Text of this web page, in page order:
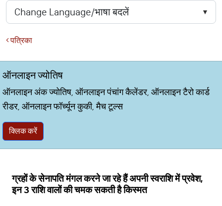
पत्रिका
ऑनलाइन ज्योतिष
ऑनलाइन अंक ज्योतिष, ऑनलाइन पंचांग कैलेंडर, ऑनलाइन टैरो कार्ड
रीडर, ऑनलाइन फॉर्च्यून कुकी, मैच टूल्स
क्लिक करें
ग्रहों के सेनापति मंगल करने जा रहे हैं अपनी स्वराशि में प्रवेश,
इन 3 राशि वालों की चमक सकती है किस्मत